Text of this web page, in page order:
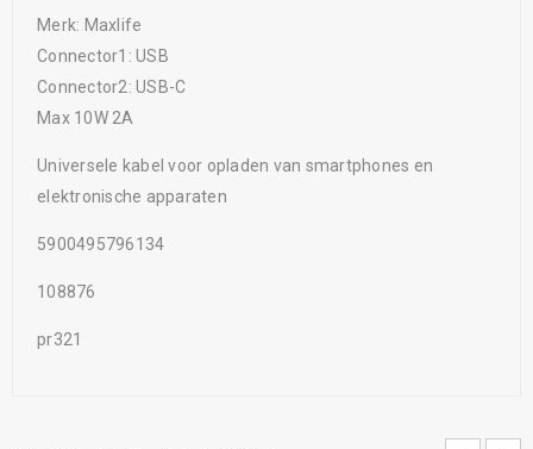
Merk: Maxlife
Connector1: USB
Connector2: USB-C
Max 10W 2A
Universele kabel voor opladen van smartphones en
elektronische apparaten
5900495796134
108876
pr321